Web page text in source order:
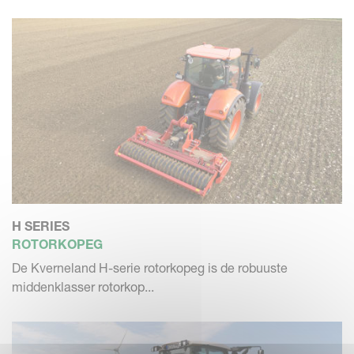
H SERIES
ROTORKOPEG
De Kverneland H-serie rotorkopeg is de robuuste
middenklasser rotorkop...